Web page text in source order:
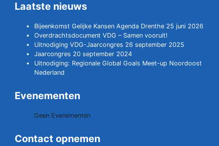
Laatste nieuws
Bijeenkomst Gelijke Kansen Agenda Drenthe 25 juni 2026
Overdrachtsdocument VDG – Samen vooruit!
Uitnodiging VDG-Jaarcongres 26 september 2025
Jaarcongres 20 september 2024
Uitnodiging: Regionale Global Goals Meet-up Noordoost
Nederland
Evenementen
Geen Evenementen
Contact opnemen